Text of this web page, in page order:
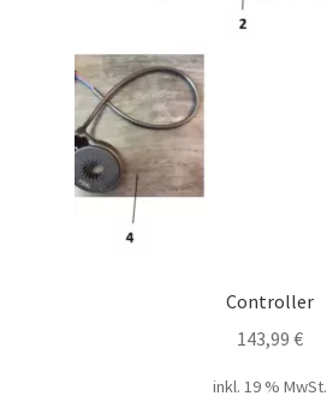
Controller
143,99 €
inkl. 19 % MwSt.